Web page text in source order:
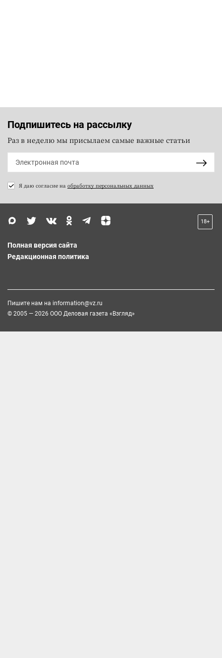
Подпишитесь на рассылку
Раз в неделю мы присылаем самые важные статьи
Я даю согласие на обработку персональных данных
18+
Полная версия сайта
Редакционная политика
Пишите нам на information@vz.ru
© 2005 — 2026 ООО Деловая газета «Взгляд»